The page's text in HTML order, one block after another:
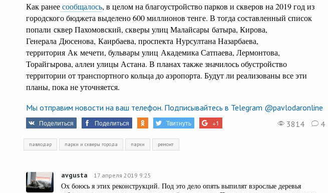
Как ранеесообщалось, в целом на благоустройство парков и скверов на 2019 год из
городского бюджета выделено 600 миллионов тенге. В тогда составленный список
попали сквер Пахомовский, скверы улиц Малайсары батыра, Кирова,
Генерала Дюсенова, Каирбаева, проспекта Нурсултана Назарбаева,
территория Ак мечети, бульвары улиц Академика Сатпаева, Лермонтова,
Торайгырова, аллеи улицы Астана. В планах также значилось обустройство
территории от транспортного кольца до аэропорта. Будут ли реализованы все эти
планы, пока не уточняется.
Мы отправим новости на ваш телефон. Подписывайтесь в Telegram @pavlodaronline
Поделиться Поделиться Твитнуть +1 3814 4
павлодар парки и скверы города парки ремонт
avgusta 17 апреля 2019 9:25
Ох боюсь я этих реконструкций. Под это дело опять выпилят взрослые деревья